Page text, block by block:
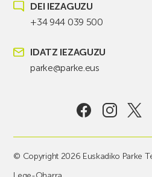
DEI IEZAGUZU
+34 944 039 500
IDATZ IEZAGUZU
parke@parke.eus
© Copyright 2026 Euskadiko Parke